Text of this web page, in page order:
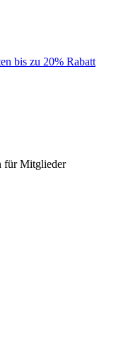
bis zu 20% Rabatt
für Mitglieder